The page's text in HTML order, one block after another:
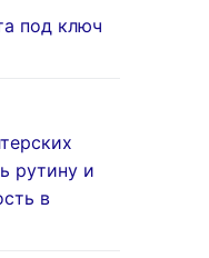
под ключ
рутину и
в